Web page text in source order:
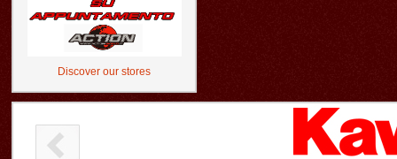
Discover our stores